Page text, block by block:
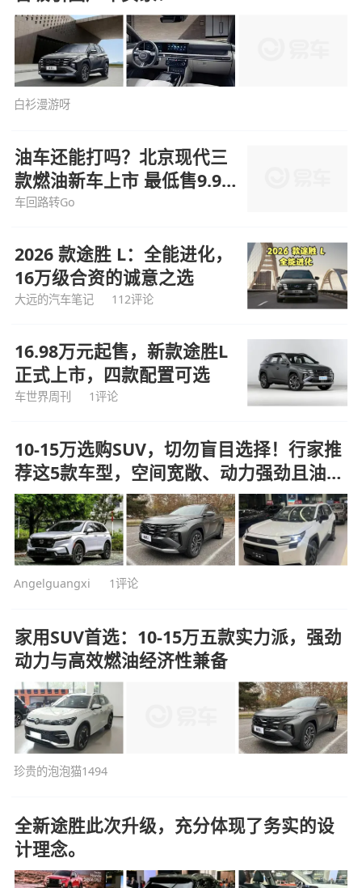
白衫漫游呀
油车还能打吗？北京现代三
款燃油新车上市 最低售9.98
万
车回路转Go
2026 款途胜 L：全能进化，
16万级合资的诚意之选
大远的汽车笔记 112评论
16.98万元起售，新款途胜L
正式上市，四款配置可选
车世界周刊 1评论
10-15万选购SUV，切勿盲目选择！行家推
荐这5款车型，空间宽敞、动力强劲且油耗
极低
Angelguangxi 1评论
家用SUV首选：10-15万五款实力派，强劲
动力与高效燃油经济性兼备
珍贵的泡泡猫1494
全新途胜此次升级，充分体现了务实的设
计理念。